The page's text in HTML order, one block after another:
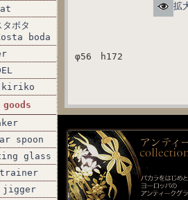
ボタ
boda
kiriko
goods
spoon
glass
strainer
jigger
拡
φ56 h172